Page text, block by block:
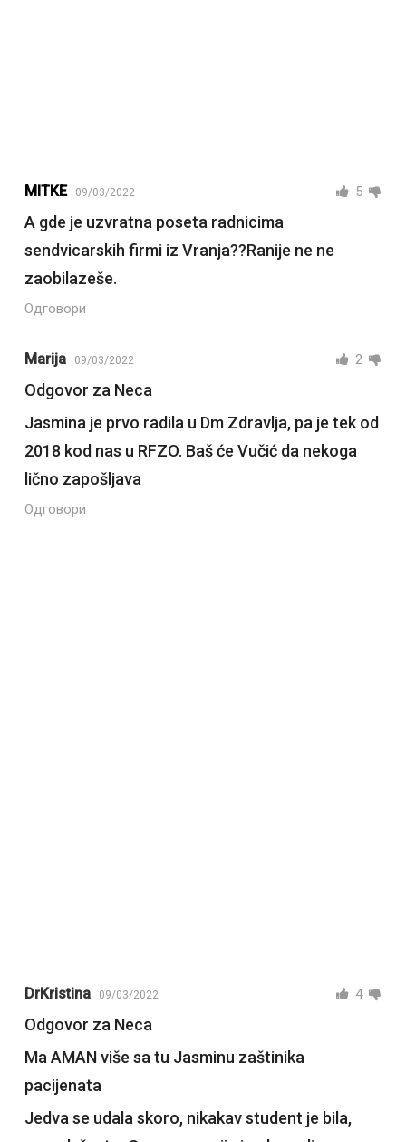
MITKE 09/03/2022 5
A gde je uzvratna poseta radnicima
sendvicarskih firmi iz Vranja??Ranije ne ne
zaobilazeše.
Одговори
Marija 09/03/2022 2
Odgovor za Neca
Jasmina je prvo radila u Dm Zdravlja, pa je tek od
2018 kod nas u RFZO. Baš će Vučić da nekoga
lično zapošljava
Одговори
DrKristina 09/03/2022 4
Odgovor za Neca
Ma AMAN više sa tu Jasminu zaštinika
pacijenata
Jedva se udala skoro, nikakav student je bila,